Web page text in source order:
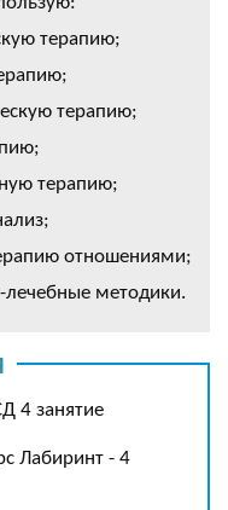
терапию;
терапию;
терапию;
отношениями;
лечебные методики.
4 занятие
Лабиринт - 4